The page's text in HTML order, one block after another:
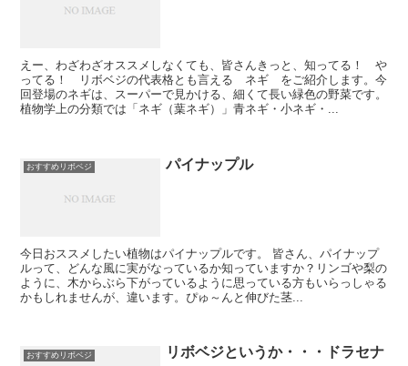
えー、わざわざオススメしなくても、皆さんきっと、知ってる！ や
ってる！ リボベジの代表格とも言える ネギ をご紹介します。今
回登場のネギは、スーパーで見かける、細くて長い緑色の野菜です。
植物学上の分類では「ネギ（葉ネギ）」青ネギ・小ネギ・...
おすすめリボベジ パイナップル
今日おススメしたい植物はパイナップルです。 皆さん、パイナップ
ルって、どんな風に実がなっているか知っていますか？リンゴや梨の
ように、木からぶら下がっているように思っている方もいらっしゃる
かもしれませんが、違います。ぴゅ～んと伸びた茎...
おすすめリボベジ リボベジというか・・・ドラセナ